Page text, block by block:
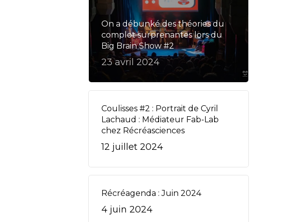
On a débunké des théories du
complot surprenantes lors du
Big Brain Show #2
23 avril 2024
Coulisses #2 : Portrait de Cyril
Lachaud : Médiateur Fab-Lab
chez Récréasciences
12 juillet 2024
Récréagenda : Juin 2024
4 juin 2024